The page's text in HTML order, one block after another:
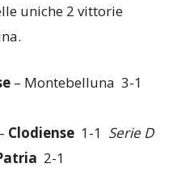
uniche 2 vittorie
– Montebelluna 3-1
Clodiense 1-1 Serie D
2-1